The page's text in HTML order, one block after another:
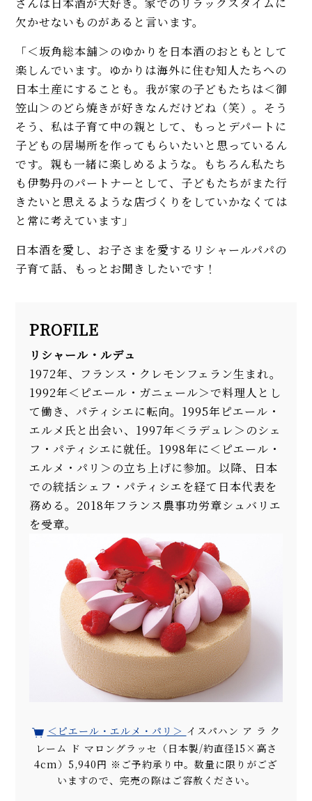
さんは日本酒が大好き。家でのリラックスタイムに
欠かせないものがあると言います。
「＜坂角総本舖＞のゆかりを日本酒のおともとして
楽しんでいます。ゆかりは海外に住む知人たちへの
日本土産にすることも。我が家の子どもたちは＜御
笠山＞のどら焼きが好きなんだけどね（笑）。そう
そう、私は子育て中の親として、もっとデパートに
子どもの居場所を作ってもらいたいと思っているん
です。親も一緒に楽しめるような。もちろん私たち
も伊勢丹のパートナーとして、子どもたちがまた行
きたいと思えるような店づくりをしていかなくては
と常に考えています」
日本酒を愛し、お子さまを愛するリシャールパパの
子育て話、もっとお聞きしたいです！
PROFILE
リシャール・ルデュ
1972年、フランス・クレモンフェラン生まれ。
1992年＜ピエール・ガニェール＞で料理人とし
て働き、パティシエに転向。1995年ピエール・
エルメ氏と出会い、1997年＜ラデュレ＞のシェ
フ・パティシエに就任。1998年に＜ピエール・
エルメ・パリ＞の立ち上げに参加。以降、日本
での統括シェフ・パティシエを経て日本代表を
務める。2018年フランス農事功労章シュバリエ
を受章。
＜ピエール・エルメ・パリ＞ イスパハン ア ラ ク
レーム ド マロングラッセ（日本製/約直径15×高さ
4cm）5,940円 ※ご予約承り中。数量に限りがござ
いますので、完売の際はご容赦ください。